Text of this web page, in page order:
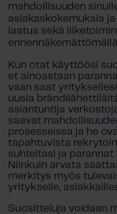
mahdollisuuden
asiakaskokemuksia
laatua sekä
Kun otat käyttöösi
et ainoastaan
vaan saat
uusia
asiantuntija
saavat
prosesseissa ja he
tapahtuvista
suhteitasi ja
Niinkuin arvata
merkitys myös
yritykselle,
Suositteluja voidaan